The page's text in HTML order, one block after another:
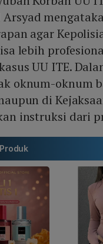
agar
lebih
UU ITE.
oknum-oknum
di
instruksi dari